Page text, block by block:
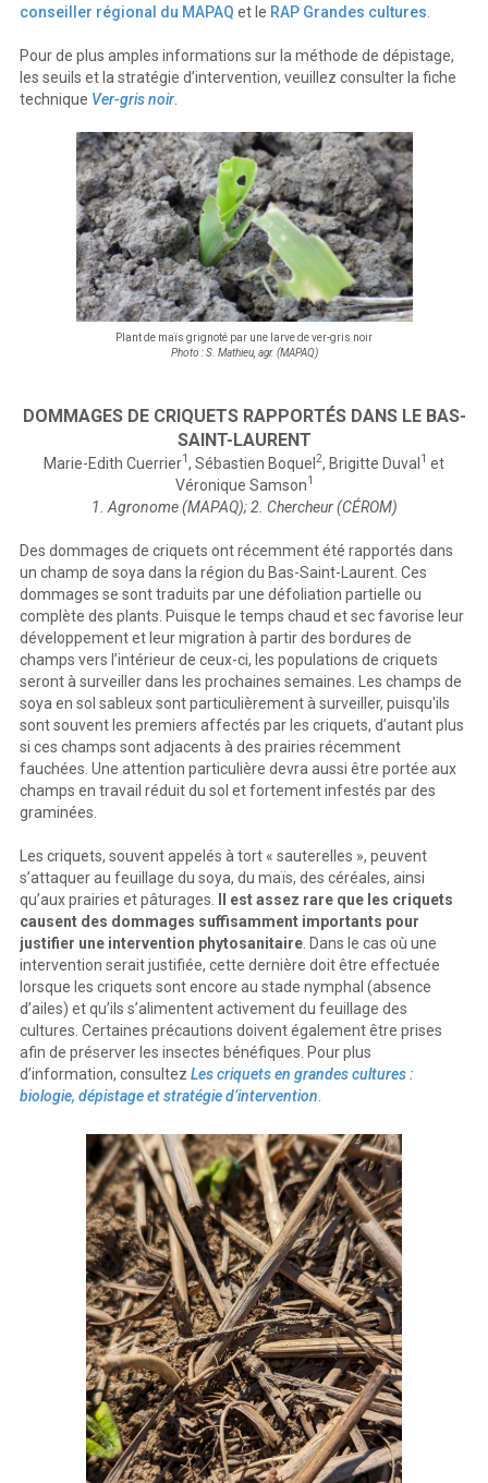
conseiller régional du MAPAQ et le RAP Grandes cultures
Pour de plus amples informations sur la méthode de dépistage,
les seuils et la stratégie d’intervention, veuillez consulter la fiche
technique Ver-gris noir
Plant de maïs grignoté par une larve de ver-gris noir
Photo : S. Mathieu, agr. (MAPAQ)
DOMMAGES DE CRIQUETS RAPPORTÉS DANS LE BAS-
SAINT-LAURENT
Marie-Edith Cuerrier1 , Sébastien Boquel2, Brigitte Duval1 et
Véronique Samson1
1. Agronome (MAPAQ); 2. Chercheur (CÉROM)
Des dommages de criquets ont récemment été rapportés dans
un champ de soya dans la région du Bas-Saint-Laurent. Ces
dommages se sont traduits par une défoliation partielle ou
complète des plants. Puisque le temps chaud et sec favorise leur
développement et leur migration à partir des bordures de
champs vers l’intérieur de ceux-ci, les populations de criquets
seront à surveiller dans les prochaines semaines. Les champs de
soya en sol sableux sont particulièrement à surveiller, puisqu'ils
sont souvent les premiers affectés par les criquets, d’autant plus
si ces champs sont adjacents à des prairies récemment
fauchées. Une attention particulière devra aussi être portée aux
champs en travail réduit du sol et fortement infestés par des
graminées.
Les criquets, souvent appelés à tort « sauterelles », peuvent
s’attaquer au feuillage du soya, du maïs, des céréales, ainsi
qu’aux prairies et pâturages. Il est assez rare que les criquets
causent des dommages suffisamment importants pour
justifier une intervention phytosanitaire . Dans le cas où une
intervention serait justifiée, cette dernière doit être effectuée
lorsque les criquets sont encore au stade nymphal (absence
d’ailes) et qu’ils s’alimentent activement du feuillage des
cultures. Certaines précautions doivent également être prises
afin de préserver les insectes bénéfiques. Pour plus
d’information, consultez Les criquets en grandes cultures :
biologie, dépistage et stratégie d’intervention